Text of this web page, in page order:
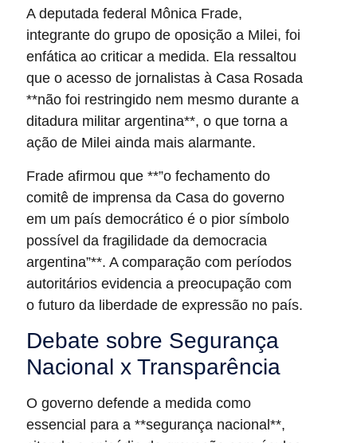
A deputada federal Mônica Frade,
integrante do grupo de oposição a Milei, foi
enfática ao criticar a medida. Ela ressaltou
que o acesso de jornalistas à Casa Rosada
**não foi restringido nem mesmo durante a
ditadura militar argentina**, o que torna a
ação de Milei ainda mais alarmante.
Frade afirmou que **”o fechamento do
comitê de imprensa da Casa do governo
em um país democrático é o pior símbolo
possível da fragilidade da democracia
argentina”**. A comparação com períodos
autoritários evidencia a preocupação com
o futuro da liberdade de expressão no país.
Debate sobre Segurança
Nacional x Transparência
O governo defende a medida como
essencial para a **segurança nacional**,